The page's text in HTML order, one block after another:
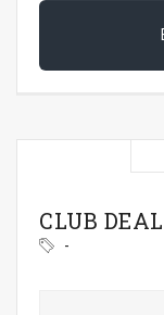
CLUB DEAL
-